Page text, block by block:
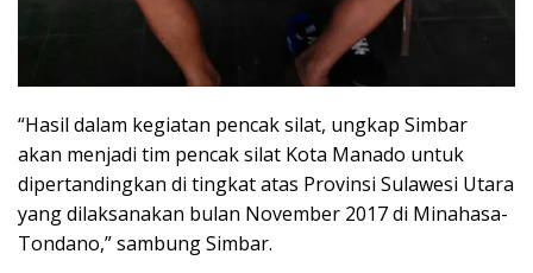
“Hasil dalam kegiatan pencak silat, ungkap Simbar
akan menjadi tim pencak silat Kota Manado untuk
dipertandingkan di tingkat atas Provinsi Sulawesi Utara
yang dilaksanakan bulan November 2017 di Minahasa-
Tondano,” sambung Simbar.